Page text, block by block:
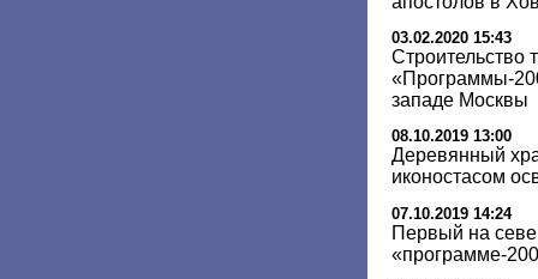
03.02.2020 15:43
Строительство
«Программы-
западе Москвы
08.10.2019 13:00
Деревянный
иконостасом
07.10.2019 14:24
Первый на
«программе-